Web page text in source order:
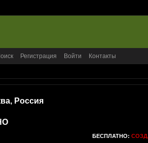
Регистрация Войти Контакты
Россия
БЕСПЛАТНО: